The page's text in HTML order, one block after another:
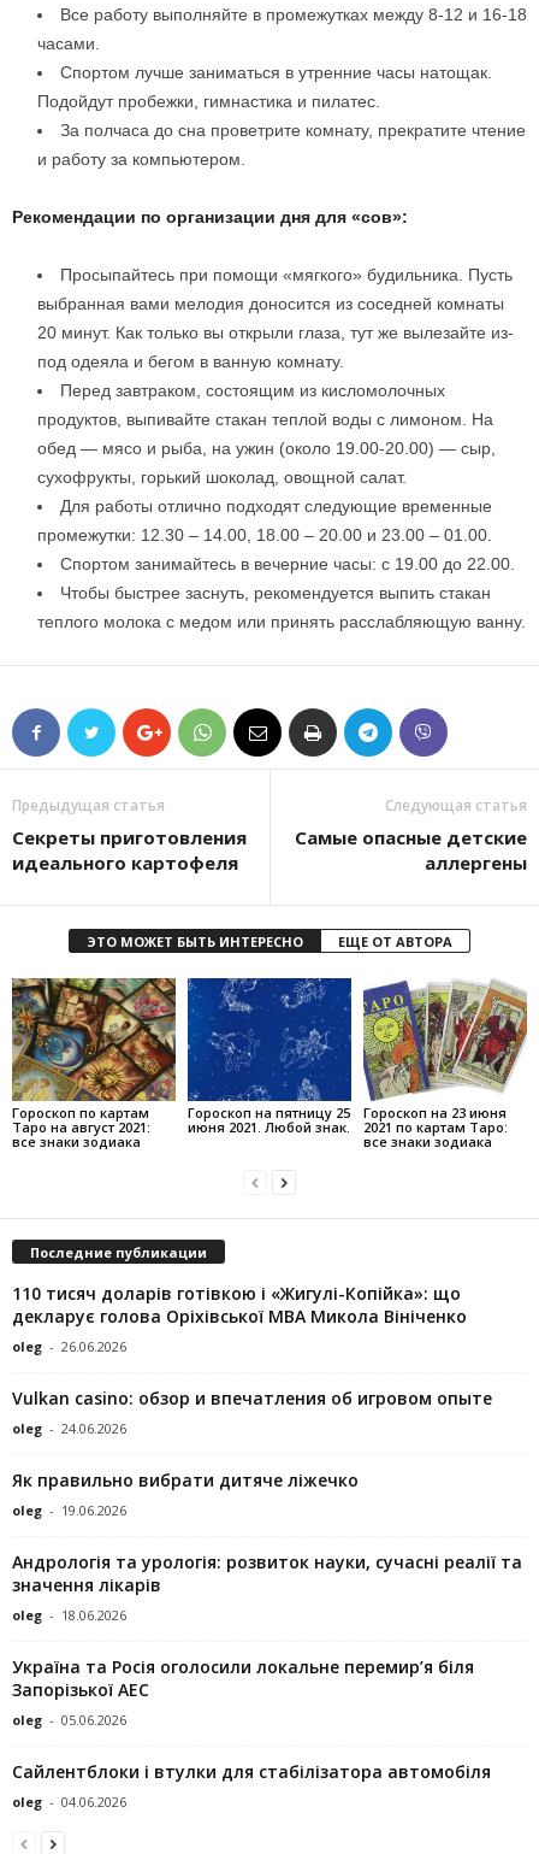
Все работу выполняйте в промежутках между 8-12 и 16-18
часами.
Спортом лучше заниматься в утренние часы натощак.
Подойдут пробежки, гимнастика и пилатес.
За полчаса до сна проветрите комнату, прекратите чтение
и работу за компьютером.
Рекомендации по организации дня для «сов»:
Просыпайтесь при помощи «мягкого» будильника. Пусть
выбранная вами мелодия доносится из соседней комнаты
20 минут. Как только вы открыли глаза, тут же вылезайте из-
под одеяла и бегом в ванную комнату.
Перед завтраком, состоящим из кисломолочных
продуктов, выпивайте стакан теплой воды с лимоном. На
обед — мясо и рыба, на ужин (около 19.00-20.00) — сыр,
сухофрукты, горький шоколад, овощной салат.
Для работы отлично подходят следующие временные
промежутки: 12.30 – 14.00, 18.00 – 20.00 и 23.00 – 01.00.
Спортом занимайтесь в вечерние часы: с 19.00 до 22.00.
Чтобы быстрее заснуть, рекомендуется выпить стакан
теплого молока с медом или принять расслабляющую ванну.
Предыдущая статья
Секреты приготовления
идеального картофеля
Следующая статья
Самые опасные детские
аллергены
ЭТО МОЖЕТ БЫТЬ ИНТЕРЕСНО ЕЩЕ ОТ АВТОРА
Гороскоп по картам
Таро на август 2021:
все знаки зодиака
Гороскоп на пятницу 25
июня 2021. Любой знак.
Гороскоп на 23 июня
2021 по картам Таро:
все знаки зодиака
Последние публикации
110 тисяч доларів готівкою і «Жигулі-Копійка»: що
декларує голова Оріхівської МВА Микола Вініченко
oleg - 26.06.2026
Vulkan casino: обзор и впечатления об игровом опыте
oleg - 24.06.2026
Як правильно вибрати дитяче ліжечко
oleg - 19.06.2026
Андрологія та урологія: розвиток науки, сучасні реалії та
значення лікарів
oleg - 18.06.2026
Україна та Росія оголосили локальне перемир’я біля
Запорізької АЕС
oleg - 05.06.2026
Сайлентблоки і втулки для стабілізатора автомобіля
oleg - 04.06.2026